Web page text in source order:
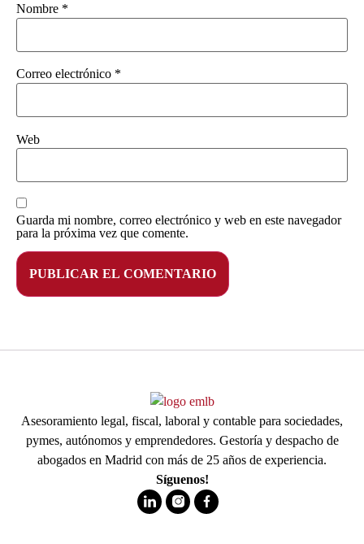
Nombre *
Correo electrónico *
Web
Guarda mi nombre, correo electrónico y web en este navegador
para la próxima vez que comente.
Asesoramiento legal, fiscal, laboral y contable para sociedades,
pymes, autónomos y emprendedores. Gestoría y despacho de
abogados en Madrid con más de 25 años de experiencia.
Síguenos!